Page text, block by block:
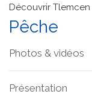
Découvrir Tlemcen
Pêche
Photos & vidéos
Présentation